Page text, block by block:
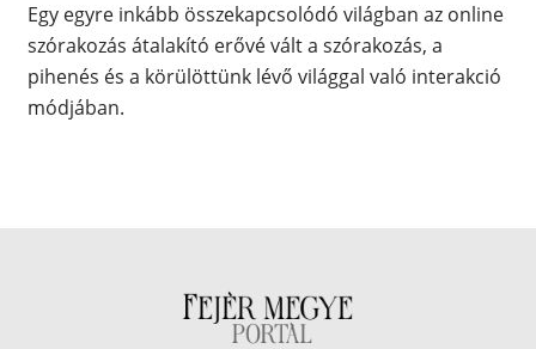
Egy egyre inkább összekapcsolódó világban az online
szórakozás átalakító erővé vált a szórakozás, a
pihenés és a körülöttünk lévő világgal való interakció
módjában.